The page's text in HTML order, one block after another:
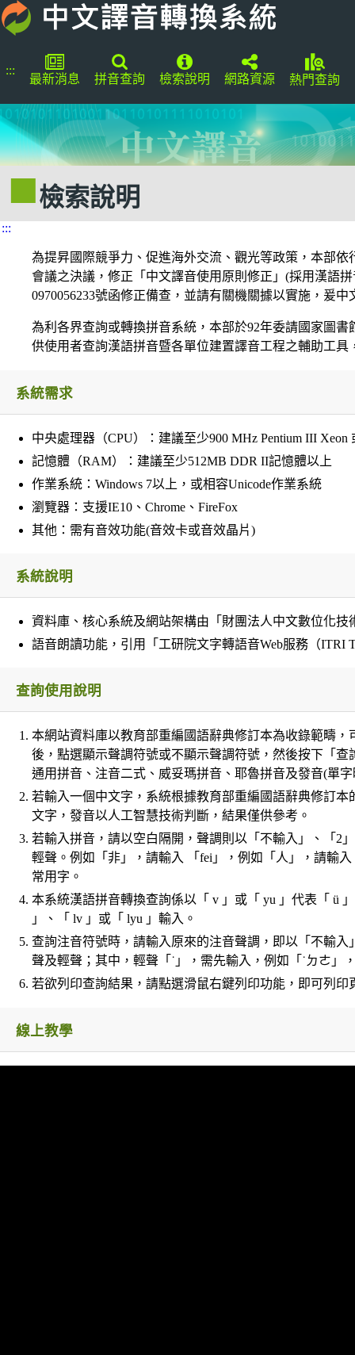
:::
最新消息 拼音查詢 檢索說明 網路資源 熱門查詢
檢索說明
:::
為提昇國際競爭力、促進海外交流、觀光等政策，本部
會議之決議，修正「中文譯音使用原則修正」(採用漢語
0970056233號函修正備查，並請有關機關據以實施，爰
為利各界查詢或轉換拼音系統，本部於92年委請國家圖
供使用者查詢漢語拼音暨各單位建置譯音工程之輔助工
系統需求
中央處理器（CPU）：建議至少900 MHz Pentium III Xeon
記憶體（RAM）：建議至少512MB DDR II記憶體以上
作業系統：Windows 7以上，或相容Unicode作業系統
瀏覽器：支援IE10、Chrome、FireFox
其他：需有音效功能(音效卡或音效晶片)
系統說明
資料庫、核心系統及網站架構由「財團法人中文數位化技
語音朗讀功能 ，引用「工研院文字轉語音Web服務（ITRI
查詢使用說明
本網站資料庫以教育部重編國語辭典修訂本為收錄範疇
後，點選顯示聲調符號或不顯示聲調符號，然後按下「
通用拼音、注音二式、威妥瑪拼音、耶魯拼音及發音(單
若輸入一個中文字，系統根據教育部重編國語辭典修訂
文字，發音以人工智慧技術判斷，結果僅供參考。
若輸入拼音，請以空白隔開，聲調則以「不輸入」、「2
輕聲。例如「非」，請輸入 「fei」，例如「人」，請輸
常用字。
本系統漢語拼音轉換查詢係以「 v 」或「 yu 」代表「 ü
」、「 lv 」或「 lyu 」輸入。
查詢注音符號時，請輸入原來的注音聲調，即以「不輸入
聲及輕聲；其中，輕聲「˙」，需先輸入，例如「˙ㄉㄜ」
若欲列印查詢結果，請點選滑鼠右鍵列印功能，即可列印
線上教學